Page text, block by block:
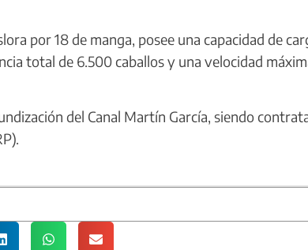
por 18 de manga, posee una capacidad de
total de 6.500 caballos y una velocidad
del Canal Martín García, siendo